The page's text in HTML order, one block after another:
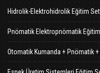
Hidrolik-Elektrohidrolik Eğitim
Pnömatik Elektropnömatik
Otomatik Kumanda + Pnömatik +